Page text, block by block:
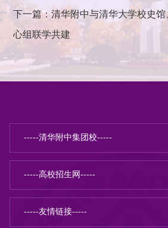
下一篇：清华附中与清华大学校史
心组联学共建